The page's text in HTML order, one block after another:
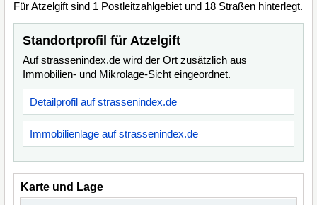
Für Atzelgift sind 1 Postleitzahlgebiet und 18 Straßen hinterlegt.
Standortprofil für Atzelgift
Auf strassenindex.de wird der Ort zusätzlich aus
Immobilien- und Mikrolage-Sicht eingeordnet.
Detailprofil auf strassenindex.de
Immobilienlage auf strassenindex.de
Karte und Lage